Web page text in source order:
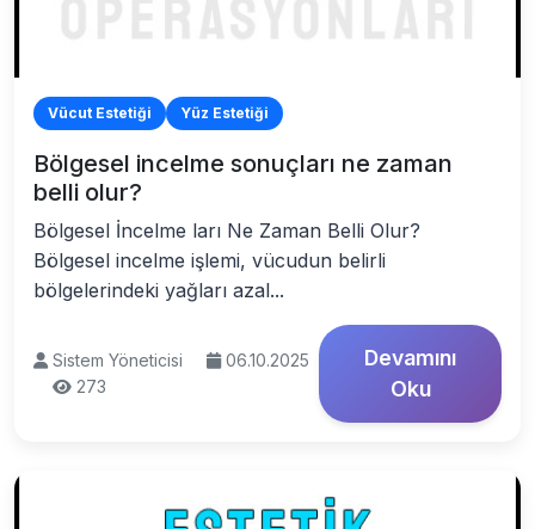
Vücut Estetiği Yüz Estetiği
Bölgesel incelme sonuçları ne zaman
belli olur?
Bölgesel İncelme ları Ne Zaman Belli Olur?
Bölgesel incelme işlemi, vücudun belirli
bölgelerindeki yağları azal...
Sistem Yöneticisi
06.10.2025
273
Devamını
Oku